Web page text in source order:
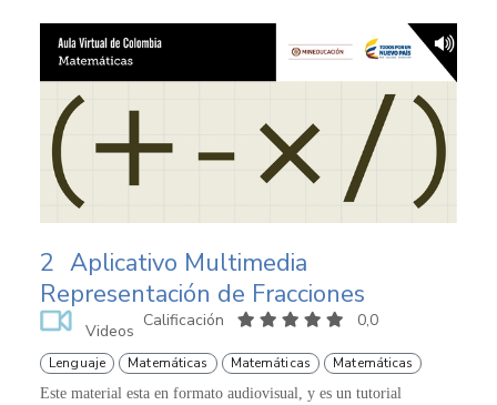
2 Aplicativo Multimedia
Representación de Fracciones
Videos
Calificación 0,0
Lenguaje Matemáticas Matemáticas Matemáticas
Este material esta en formato audiovisual, y es un tutorial